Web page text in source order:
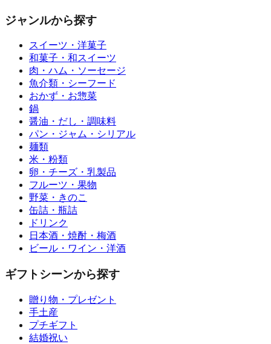
ジャンルから探す
スイーツ・洋菓子
和菓子・和スイーツ
肉・ハム・ソーセージ
魚介類・シーフード
おかず・お惣菜
鍋
醤油・だし・調味料
パン・ジャム・シリアル
麺類
米・粉類
卵・チーズ・乳製品
フルーツ・果物
野菜・きのこ
缶詰・瓶詰
ドリンク
日本酒・焼酎・梅酒
ビール・ワイン・洋酒
ギフトシーンから探す
贈り物・プレゼント
手土産
プチギフト
結婚祝い